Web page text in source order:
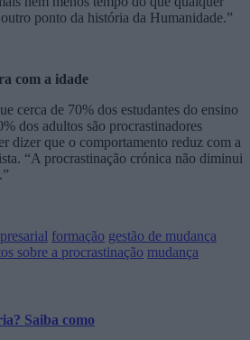
ponto da história da Humanidade.”
com a idade
cerca de 70% dos estudantes do ensino
dos adultos são procrastinadores
dizer que o comportamento reduz com a
“A procrastinação crónica não diminui
formação gestão de mudança
sobre a procrastinação mudança
Saiba como